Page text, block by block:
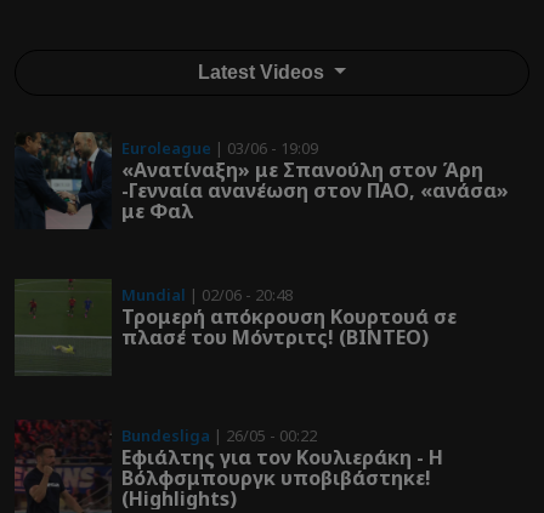
Latest Videos
Euroleague | 03/06 - 19:09
«Ανατίναξη» με Σπανούλη στον Άρη
-Γενναία ανανέωση στον ΠΑΟ, «ανάσα»
με Φαλ
Mundial | 02/06 - 20:48
Τρομερή απόκρουση Κουρτουά σε
πλασέ του Μόντριτς! (ΒΙΝΤΕΟ)
Bundesliga | 26/05 - 00:22
Εφιάλτης για τον Κουλιεράκη - Η
Βόλφσμπουργκ υποβιβάστηκε!
(Highlights)